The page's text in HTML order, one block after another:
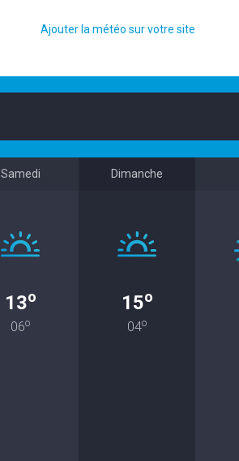
Ajouter la météo sur votre site
Samedi
13o
06o
Dimanche
15o
04o